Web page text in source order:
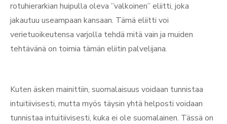
rotuhierarkian huipulla oleva ”valkoinen” eliitti, joka
jakautuu useampaan kansaan. Tämä eliitti voi
verietuoikeutensa varjolla tehdä mitä vain ja muiden
tehtävänä on toimia tämän eliitin palvelijana.
Kuten äsken mainittiin, suomalaisuus voidaan tunnistaa
intuitiivisesti, mutta myös täysin yhtä helposti voidaan
tunnistaa intuitiivisesti, kuka ei ole suomalainen. Tässä on